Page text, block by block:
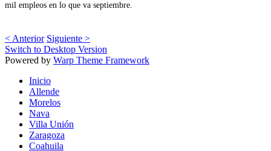
mil empleos en lo que va septiembre.
< Anterior Siguiente >
Switch to Desktop Version
Powered by Warp Theme Framework
Inicio
Allende
Morelos
Nava
Villa Unión
Zaragoza
Coahuila